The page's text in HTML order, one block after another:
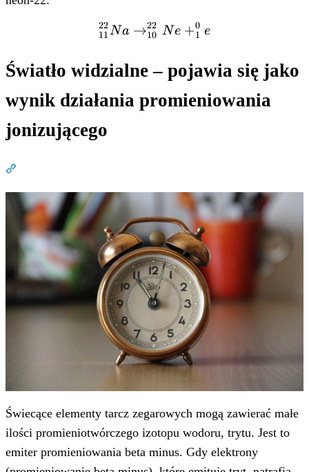
^{22}_{11}Na
^{22}_{10}Ne
+ ^{0}_{1}e
11
22 Na →10
22 Ne +1
0 e
Światło widzialne – pojawia się jako
wynik działania promieniowania
jonizującego
Świecące elementy tarcz zegarowych mogą zawierać małe
ilości promieniotwórczego izotopu wodoru, trytu. Jest to
emiter promieniowania beta minus. Gdy elektrony